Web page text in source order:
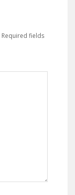
Required fields